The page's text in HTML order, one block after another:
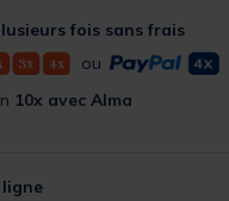
fois sans frais
ou
10x avec Alma
ligne